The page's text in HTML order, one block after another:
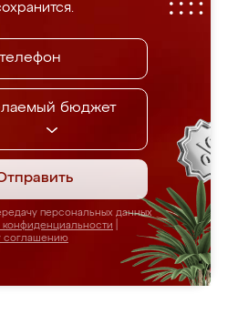
бюджет
персональных данных
конфиденциальности
соглашению